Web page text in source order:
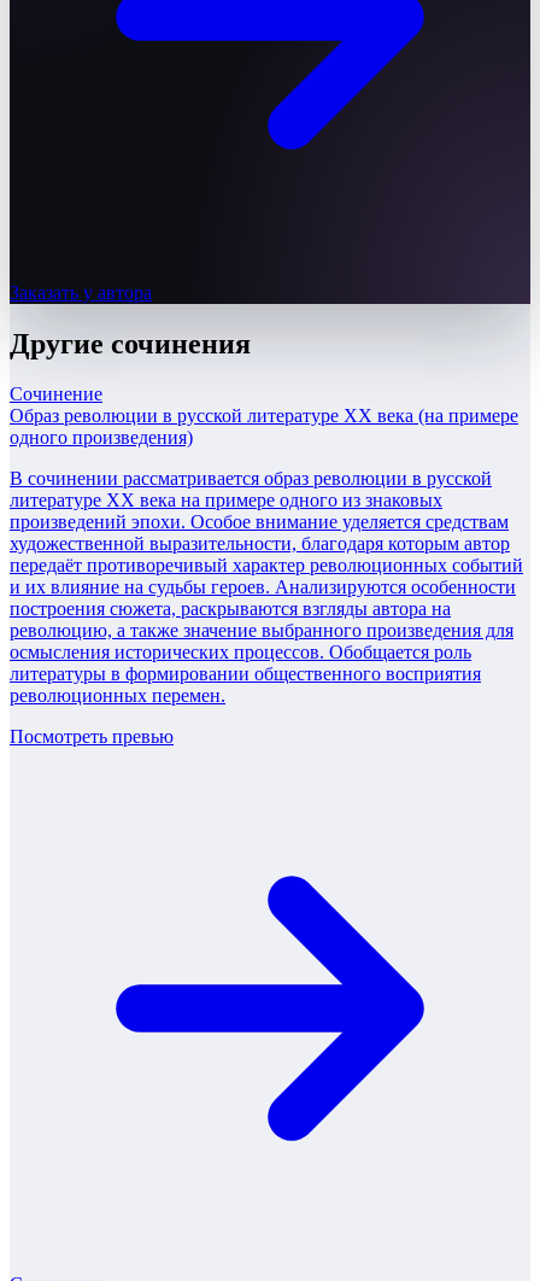
Заказать у автора
Другие сочинения
Сочинение
Образ революции в русской литературе XX века (на примере
одного произведения)
В сочинении рассматривается образ революции в русской
литературе XX века на примере одного из знаковых
произведений эпохи. Особое внимание уделяется средствам
художественной выразительности, благодаря которым автор
передаёт противоречивый характер революционных событий
и их влияние на судьбы героев. Анализируются особенности
построения сюжета, раскрываются взгляды автора на
революцию, а также значение выбранного произведения для
осмысления исторических процессов. Обобщается роль
литературы в формировании общественного восприятия
революционных перемен.
Посмотреть превью